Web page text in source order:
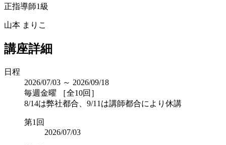
正指導師1級
山本 まりこ
講座詳細
日程
2026/07/03 ～ 2026/09/18
毎週金曜 ［全10回］
8/14は弊社都合、9/11は講師都合により休講
第1回
2026/07/03